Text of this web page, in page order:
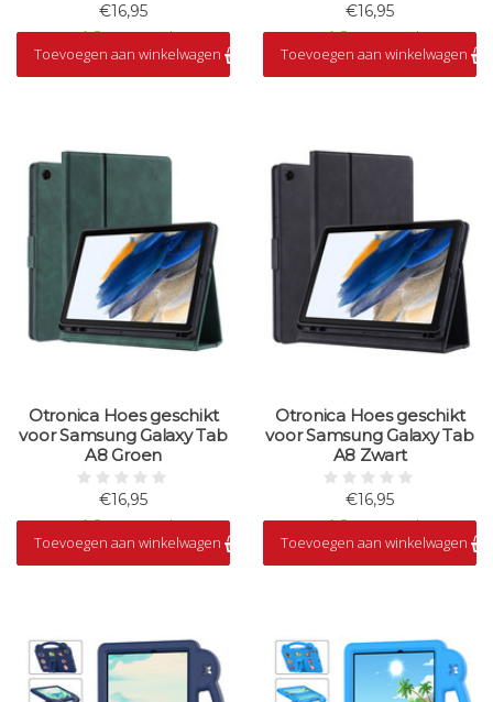
€16,95
Op voorraad
Toevoegen aan winkelwagen
€16,95
Op voorraad
Toevoegen aan winkelwagen
Otronica Hoes geschikt
voor Samsung Galaxy Tab
A8 Groen
€16,95
Op voorraad
Toevoegen aan winkelwagen
Otronica Hoes geschikt
voor Samsung Galaxy Tab
A8 Zwart
€16,95
Op voorraad
Toevoegen aan winkelwagen